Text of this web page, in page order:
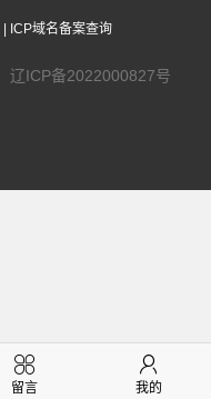
ICP域名备案查询
辽ICP备2022000827号
留言 我的